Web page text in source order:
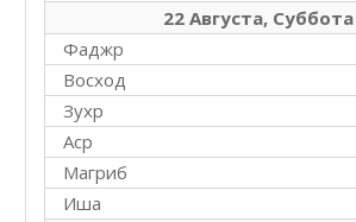
22 Августа, Суббота
Фаджр
Восход
Зухр
Аср
Магриб
Иша